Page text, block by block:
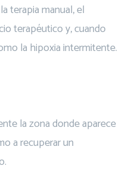
terapia manual, el
terapéutico y, cuando
la hipoxia intermitente.
la zona donde aparece
a recuperar un